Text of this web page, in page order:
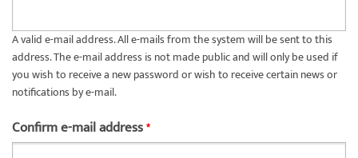
A valid e-mail address. All e-mails from the system will be sent to this
address. The e-mail address is not made public and will only be used if
you wish to receive a new password or wish to receive certain news or
notifications by e-mail.
Confirm e-mail address*